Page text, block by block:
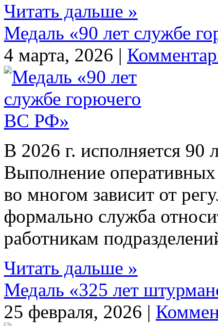
Читать дальше »
Медаль «90 лет службе
4 марта, 2026 |
В 2026 г. исполняется
Выполнение оперативных
во многом зависит от
формально служба
работникам
Читать дальше »
Медаль «325 лет
25 февраля, 2026 |